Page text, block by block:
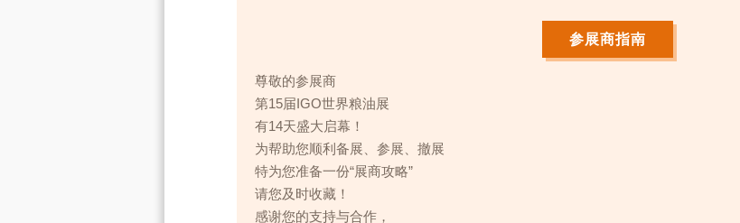
参展商指南
尊敬的参展商
第15届IGO世界粮油展
有14天盛大启幕！
为帮助您顺利备展、参展、撤展
特为您准备一份“展商攻略”
请您及时收藏！
感谢您的支持与合作，